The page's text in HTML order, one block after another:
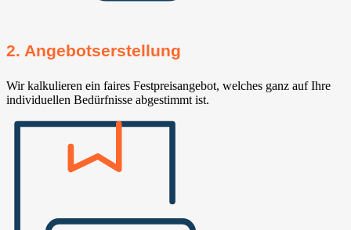
2. Angebotserstellung
Wir kalkulieren ein faires Festpreisangebot, welches ganz auf Ihre
individuellen Bedürfnisse abgestimmt ist.